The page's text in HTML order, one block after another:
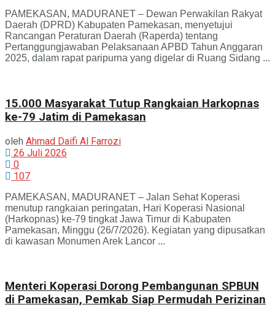
PAMEKASAN, MADURANET – Dewan Perwakilan Rakyat
Daerah (DPRD) Kabupaten Pamekasan, menyetujui
Rancangan Peraturan Daerah (Raperda) tentang
Pertanggungjawaban Pelaksanaan APBD Tahun Anggaran
2025, dalam rapat paripurna yang digelar di Ruang Sidang ...
15.000 Masyarakat Tutup Rangkaian Harkopnas
ke-79 Jatim di Pamekasan
oleh Ahmad Daifi Al Farrozi
26 Juli 2026
0
107
PAMEKASAN, MADURANET – Jalan Sehat Koperasi
menutup rangkaian peringatan, Hari Koperasi Nasional
(Harkopnas) ke-79 tingkat Jawa Timur di Kabupaten
Pamekasan, Minggu (26/7/2026). Kegiatan yang dipusatkan
di kawasan Monumen Arek Lancor ...
Menteri Koperasi Dorong Pembangunan SPBUN
di Pamekasan, Pemkab Siap Permudah Perizinan